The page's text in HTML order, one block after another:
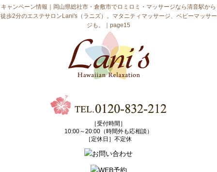
キャンペーン情報｜岡山県総社市・倉敷市でロミロミ・マッサージなら清音駅から
徒歩2分のエステサロンLani's（ラニズ）。マタニティマッサージ、ベビーマッサー
ジも。｜page15
［受付時間］
10:00～20:00（時間外も応相談）
［定休日］不定休